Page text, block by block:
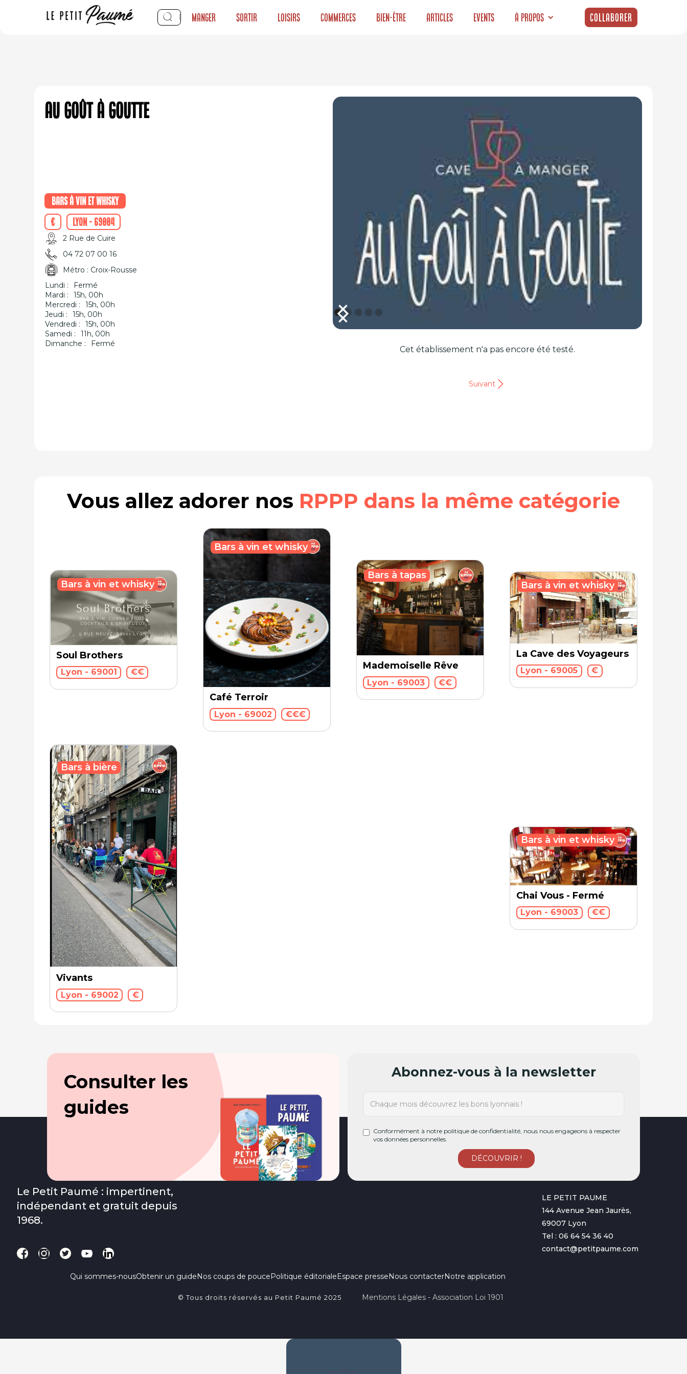
Manger Sortir Loisirs Commerces Bien-être Articles Events À propos Collaborer
Au Goût à Goutte
Bars à vin et whisky
€
Lyon - 69004
2 Rue de Cuire
04 72 07 00 16
Métro : Croix-Rousse
Lundi :
Fermé
Mardi :
15h, 00h
Mercredi :
15h, 00h
Jeudi :
15h, 00h
Vendredi :
15h, 00h
Samedi :
11h, 00h
Dimanche :
Fermé
Cet établissement n'a pas encore été testé.
Suivant
Vous allez adorer nos RPPP dans la même catégorie
Soul Brothers
Lyon - 69001 €€
Bars à vin et whisky
Café Terroir
Lyon - 69002 €€€
Bars à vin et whisky
Mademoiselle Rêve
Lyon - 69003 €€
Bars à tapas
La Cave des Voyageurs
Lyon - 69005 €
Bars à vin et whisky
Vivants
Lyon - 69002 €
Bars à bière
Chai Vous - Fermé
Lyon - 69003 €€
Bars à vin et whisky
Consulter les
guides
Abonnez-vous à la newsletter
Conformément à notre politique de confidentialité, nous nous engageons à respecter
vos données personnelles.
Le Petit Paumé : impertinent,
indépendant et gratuit depuis
1968.
Qui sommes-nousObtenir un guideNos coups de poucePolitique éditorialeEspace presseNous contacterNotre application
LE PETIT PAUME
144 Avenue Jean Jaurès,
69007 Lyon
Tel : 06 64 54 36 40
contact@petitpaume.com
© Tous droits réservés au Petit Paumé 2025 Mentions Légales - Association Loi 1901